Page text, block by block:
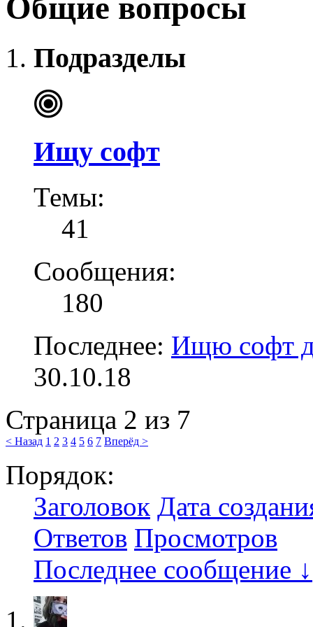
Общие вопросы
Подразделы
Ищу софт
Темы:
41
Сообщения:
180
Последнее: Ищю софт
30.10.18
Страница 2 из 7
< Назад 1 2 3 4 5 6 7 Вперёд >
Порядок:
Заголовок Дата
Ответов Просмотров
Последнее сообщение ↓